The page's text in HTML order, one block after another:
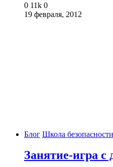
0 11k 0
19 февраля, 2012
Блог Школа
Занятие-игра